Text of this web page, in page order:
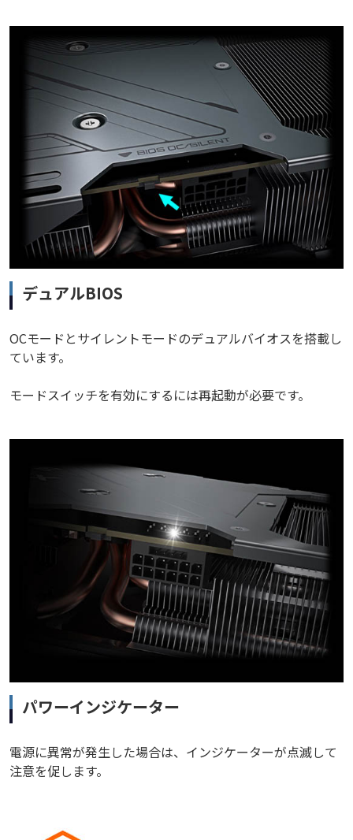
デュアルBIOS
OCモードとサイレントモードのデュアルバイオスを搭載し
ています。
モードスイッチを有効にするには再起動が必要です。
パワーインジケーター
電源に異常が発生した場合は、インジケーターが点滅して
注意を促します。